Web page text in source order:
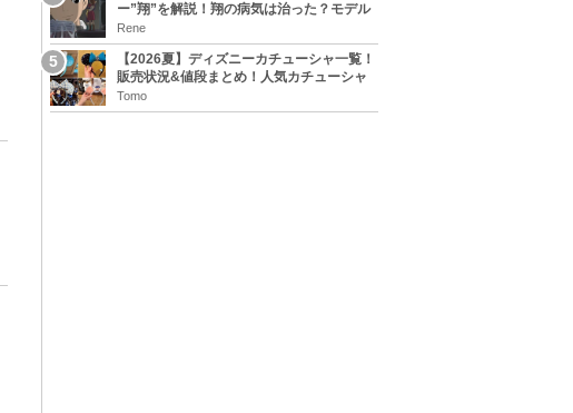
ー”翔”を解説！翔の病気は治った？モデル
は誰？
Rene
【2026夏】ディズニーカチューシャ一覧！
販売状況&値段まとめ！人気カチューシャ
をチェック
Tomo